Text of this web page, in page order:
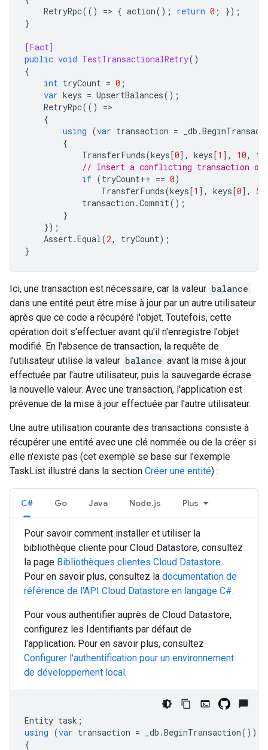
RetryRpc(() => { action(); return 0 ;
});
}
[Fact]
public void TestTransactionalRetry()
{
int tryCount = 0 ;
var keys = UpsertBalances();
RetryRpc(() =
{
using (var transaction = _db .
{
TransferFunds(keys[0], keys[1 ], 10,
// Insert a conflicting transaction
if (tryCount++ == 0)
TransferFunds(keys[1 ], keys[0], 5
transaction .Commit();
}
});
Assert.Equal(2, tryCount);
}
Ici, une transaction est nécessaire, car la valeur balance
dans une entité peut être mise à jour par un autre utilisateur
après que ce code a récupéré l'objet. Toutefois, cette
opération doit s'effectuer avant qu'il n'enregistre l'objet
modifié. En l'absence de transaction, la requête de
l'utilisateur utilise la valeur balance avant la mise à jour
effectuée par l'autre utilisateur, puis la sauvegarde écrase
la nouvelle valeur. Avec une transaction, l'application est
prévenue de la mise à jour effectuée par l'autre utilisateur.
Une autre utilisation courante des transactions consiste à
récupérer une entité avec une clé nommée ou de la créer si
elle n'existe pas (cet exemple se base sur l'exemple
TaskList illustré dans la section Créer une entité) :
C# Go Java Node.js Plus
Pour savoir comment installer et utiliser la
bibliothèque cliente pour Cloud Datastore, consultez
la page Bibliothèques clientes Cloud Datastore.
Pour en savoir plus, consultez la documentation de
référence de l'API Cloud Datastore en langage C#.
Pour vous authentifier auprès de Cloud Datastore,
configurez les Identifiants par défaut de
l'application. Pour en savoir plus, consultez
Configurer l'authentification pour un environnement
de développement local.
Entity task ;
using (var transaction = _db .BeginTransaction())
{